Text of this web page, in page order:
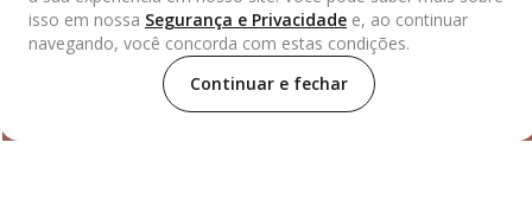
isso em nossa Segurança e Privacidade e, ao continuar
navegando, você concorda com estas condições.
Continuar e fechar